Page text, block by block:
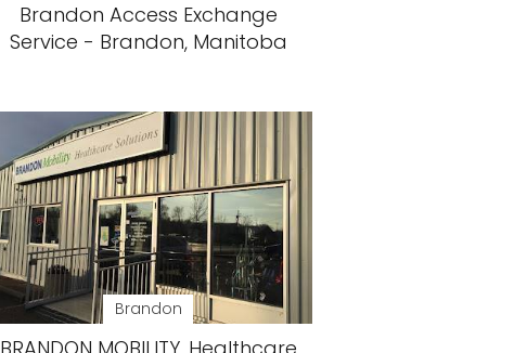
Brandon Access Exchange
Service - Brandon, Manitoba
Brandon